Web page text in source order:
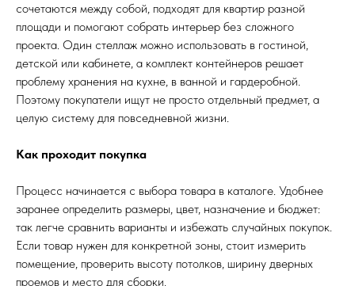
сочетаются между собой, подходят для квартир разной
площади и помогают собрать интерьер без сложного
проекта. Один стеллаж можно использовать в гостиной,
детской или кабинете, а комплект контейнеров решает
проблему хранения на кухне, в ванной и гардеробной.
Поэтому покупатели ищут не просто отдельный предмет, а
целую систему для повседневной жизни.
Как проходит покупка
Процесс начинается с выбора товара в каталоге. Удобнее
заранее определить размеры, цвет, назначение и бюджет:
так легче сравнить варианты и избежать случайных покупок.
Если товар нужен для конкретной зоны, стоит измерить
помещение, проверить высоту потолков, ширину дверных
проемов и место для сборки.